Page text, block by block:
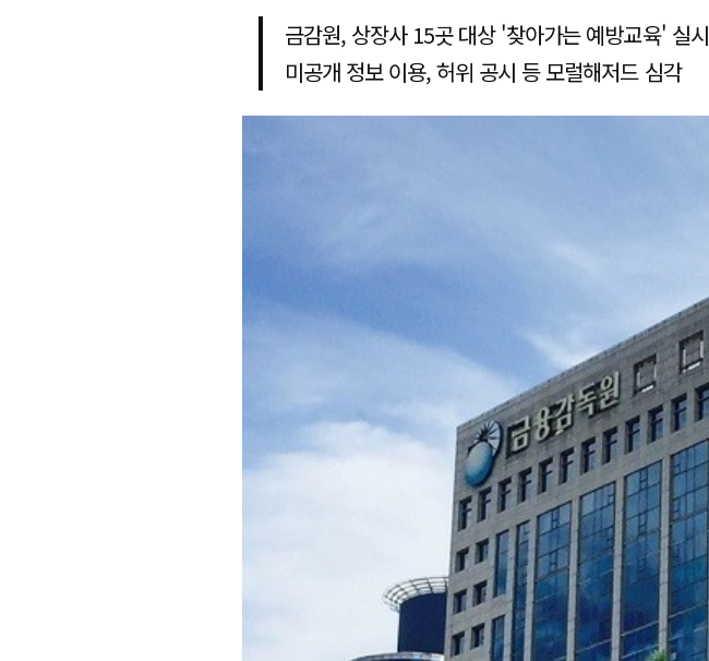
금감원, 상장사 15곳 대상 '찾아가는 예방교육' 실시
미공개 정보 이용, 허위 공시 등 모럴해저드 심각